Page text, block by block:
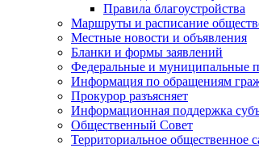
Правила благоустройства
Маршруты и расписание
Местные новости и объявления
Бланки и формы заявлений
Федеральные и муниципальные
Информация по обращениям
Прокурор разъясняет
Информационная поддержка
Общественный Совет
Территориальное общественное